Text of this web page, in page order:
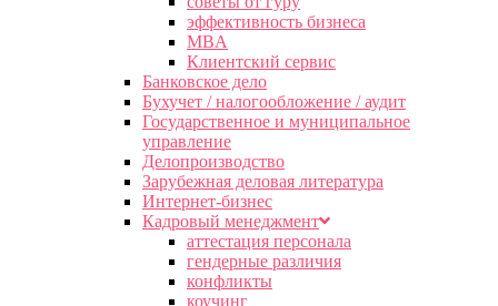
эффективность бизнеса
MBA
Клиентский сервис
Банковское дело
Бухучет / налогообложение / аудит
Государственное и муниципальное
управление
Делопроизводство
Зарубежная деловая литература
Интернет-бизнес
Кадровый менеджмент
аттестация персонала
гендерные различия
конфликты
коучинг